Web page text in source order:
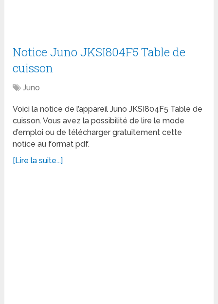
Notice Juno JKSI804F5 Table de
cuisson
Juno
Voici la notice de l’appareil Juno JKSI804F5 Table de
cuisson. Vous avez la possibilité de lire le mode
d’emploi ou de télécharger gratuitement cette
notice au format pdf.
[Lire la suite...]